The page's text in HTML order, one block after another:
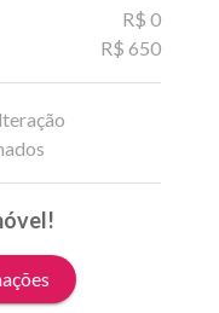
R$ 0
R$ 650